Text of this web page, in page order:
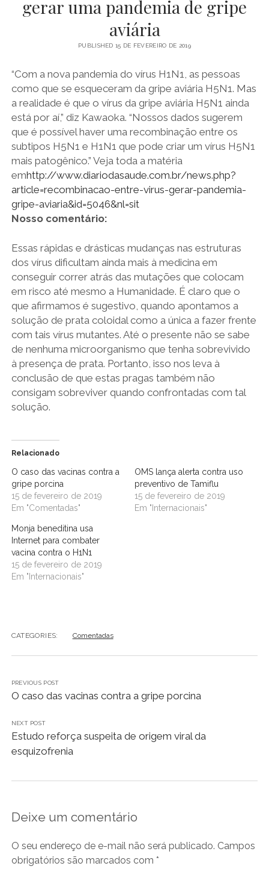
Ouro
Coloidal
gerar uma pandemia de gripe
aviária
PUBLISHED 15 DE FEVEREIRO DE 2019
“Com a nova pandemia do vírus H1N1, as pessoas
como que se esqueceram da gripe aviária H5N1. Mas
a realidade é que o vírus da gripe aviária H5N1 ainda
está por aí,” diz Kawaoka. “Nossos dados sugerem
que é possível haver uma recombinação entre os
subtipos H5N1 e H1N1 que pode criar um vírus H5N1
mais patogênico.” Veja toda a matéria
emhttp://www.diariodasaude.com.br/news.php?
article=recombinacao-entre-virus-gerar-pandemia-
gripe-aviaria&id=5046&nl=sit
Nosso comentário:
Essas rápidas e drásticas mudanças nas estruturas
dos vírus dificultam ainda mais à medicina em
conseguir correr atrás das mutações que colocam
em risco até mesmo a Humanidade. É claro que o
que afirmamos é sugestivo, quando apontamos a
solução de prata coloidal como a única a fazer frente
com tais vírus mutantes. Até o presente não se sabe
de nenhuma microorganismo que tenha sobrevivido
à presença de prata. Portanto, isso nos leva à
conclusão de que estas pragas também não
consigam sobreviver quando confrontadas com tal
solução.
Relacionado
O caso das vacinas contra a
gripe porcina
15 de fevereiro de 2019
Em "Comentadas"
OMS lança alerta contra uso
preventivo de Tamiflu
15 de fevereiro de 2019
Em "Internacionais"
Monja beneditina usa
Internet para combater
vacina contra o H1N1
15 de fevereiro de 2019
Em "Internacionais"
CATEGORIES: Comentadas
PREVIOUS POST
O caso das vacinas contra a gripe porcina
NEXT POST
Estudo reforça suspeita de origem viral da
esquizofrenia
Deixe um comentário
O seu endereço de e-mail não será publicado. Campos
obrigatórios são marcados com *